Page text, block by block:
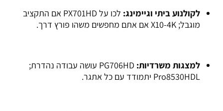
לקולנוע ביתי וגיימינג:
לכו על PX701HD אם התקציב
מוגבל; X10-4K אם אתם מחפשים משהו פורץ דרך.
למצגות משרדיות:
PG706HD עושה עבודה נהדרת;
Pro8530HDL יתמודד עם כל אתגר.